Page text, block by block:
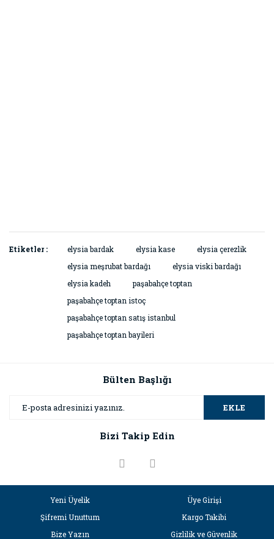
Etiketler : elysia bardak elysia kase
elysia çerezlik
elysia meşrubat bardağı
elysia viski bardağı
elysia kadeh
paşabahçe toptan
paşabahçe toptan istoç
paşabahçe toptan satış istanbul
paşabahçe toptan bayileri
Bülten Başlığı
EKLE
Bizi Takip Edin
Yeni Üyelik
Üye Girişi
Şifremi Unuttum
Kargo Takibi
Bize Yazın
Gizlilik ve Güvenlik